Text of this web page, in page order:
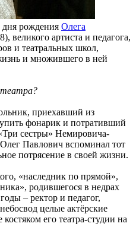
дня рождения Олега
великого артиста и педагога,
и театральных школ,
и множившего в ней
приехавший из
фонарик и потративший
сестры» Немировича-
Павлович вспоминал тот
потрясение в своей жизни.
«наследник по прямой»,
родившегося в недрах
– ректор и педагог,
целые актёрские
его театра-студии на